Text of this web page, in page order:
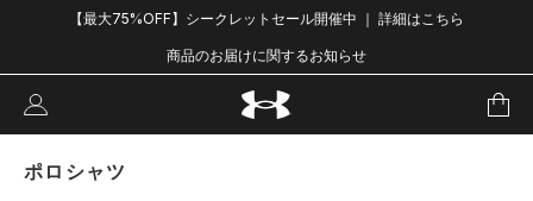
【最大75%OFF】シークレットセール開催中 ｜ 詳細はこちら
商品のお届けに関するお知らせ
ポロシャツ